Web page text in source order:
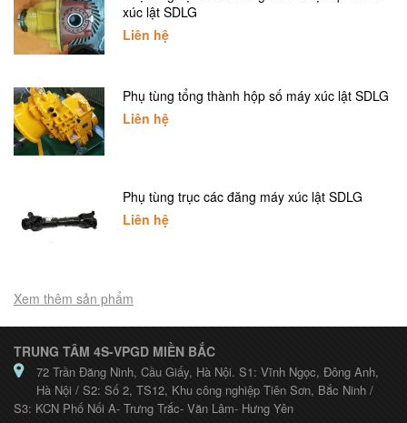
xúc lật SDLG
Liên hệ
Phụ tùng tổng thành hộp số máy xúc lật SDLG
Liên hệ
Phụ tùng trục các đăng máy xúc lật SDLG
Liên hệ
Xem thêm sản phẩm
TRUNG TÂM 4S-VPGD MIỀN BẮC
72 Trần Đăng Ninh, Cầu Giấy, Hà Nội. S1: Vĩnh Ngọc, Đông Anh,
Hà Nội / S2: Số 2, TS12, Khu công nghiệp Tiên Sơn, Bắc Ninh /
S3: KCN Phố Nối A- Trưng Trắc- Văn Lâm- Hưng Yên